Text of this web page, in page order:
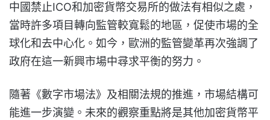
中國禁止ICO和加密貨幣交易所的做法有相似之處，
當時許多項目轉向監管較寬鬆的地區，促使市場的全
球化和去中心化。如今，歐洲的監管變革再次強調了
政府在這一新興市場中尋求平衡的努力。
隨著《數字市場法》及相關法規的推進，市場結構可
能進一步演變。未來的觀察重點將是其他加密貨幣平